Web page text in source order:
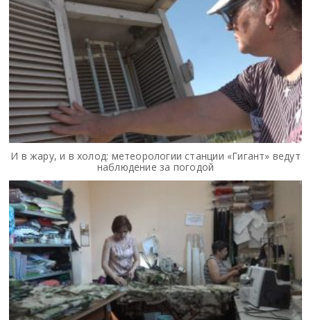
И в жару, и в холод: метеорологии станции «Гигант» ведут
наблюдение за погодой